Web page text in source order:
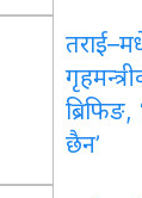
छैन’